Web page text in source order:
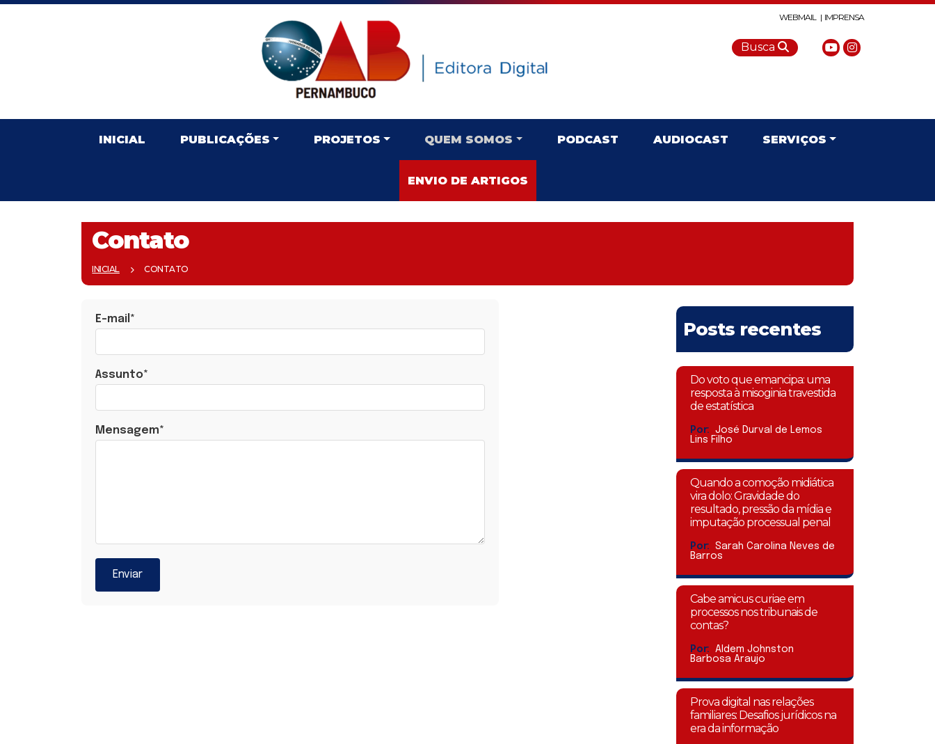
WEBMAIL | IMPRENSA
Busca
INICIAL PUBLICAÇÕES PROJETOS QUEM SOMOS PODCAST AUDIOCAST SERVIÇOS
ENVIO DE ARTIGOS
Contato
INICIAL CONTATO
E-mail*
Assunto*
Mensagem*
Enviar
Posts recentes
Do voto que emancipa: uma
resposta à misoginia travestida
de estatística
Por:
José Durval de Lemos
Lins Filho
Quando a comoção midiática
vira dolo: Gravidade do
resultado, pressão da mídia e
imputação processual penal
Por:
Sarah Carolina Neves de
Barros
Cabe amicus curiae em
processos nos tribunais de
contas?
Por:
Aldem Johnston
Barbosa Araujo
Prova digital nas relações
familiares: Desafios jurídicos na
era da informação